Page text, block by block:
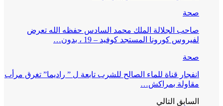
صحة
صاحب الجلالة الملك محمد السادس حفظه الله تعرض
لفيروس كورونا المستجد كوفيد – 19 ، بدون…
صحة
انفجار قناة للماء الصالح للشرب تابعة ل ” راديما” تغرق مرأب
مقاولة بمراكش…
السابق التالي